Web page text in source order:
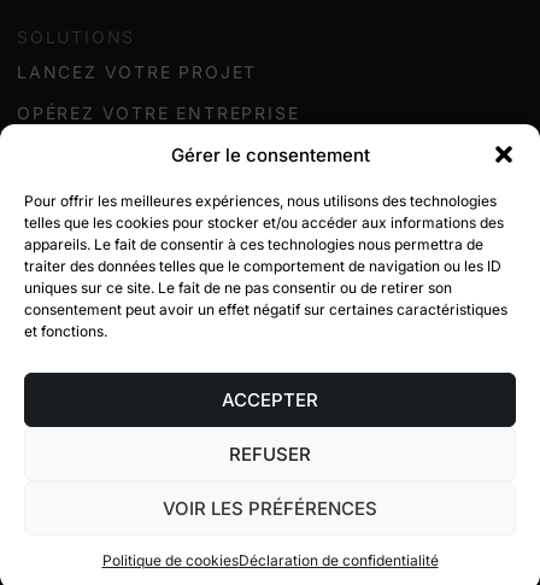
Gérer le consentement
Pour offrir les meilleures expériences, nous utilisons des technologies
telles que les cookies pour stocker et/ou accéder aux informations des
appareils. Le fait de consentir à ces technologies nous permettra de
traiter des données telles que le comportement de navigation ou les ID
uniques sur ce site. Le fait de ne pas consentir ou de retirer son
consentement peut avoir un effet négatif sur certaines caractéristiques
et fonctions.
ACCEPTER
REFUSER
VOIR LES PRÉFÉRENCES
Politique de cookiesDéclaration de confidentialité
SOLUTIONS
LANCEZ VOTRE PROJET
OPÉREZ VOTRE ENTREPRISE
LIVYA
À PROPOS
BLOGUE
AMBASSADEUR